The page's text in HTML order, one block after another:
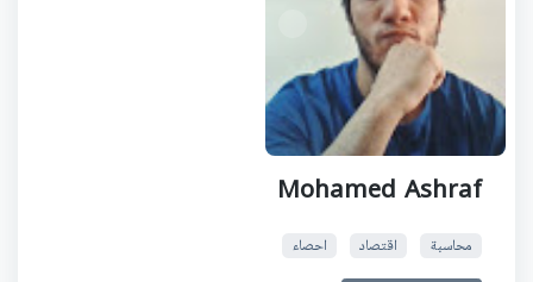
Mohamed Ashraf
محاسبة اقتصاد احصاء